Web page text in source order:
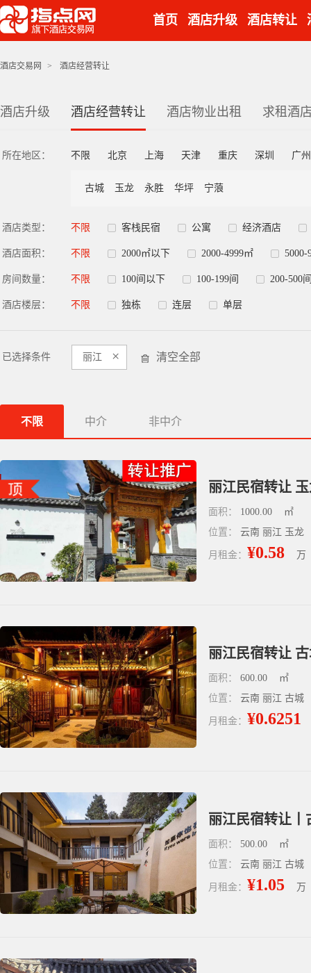
首页 酒店升级 酒店转让
酒店交易网 > 酒店经营转让
酒店升级 酒店经营转让 酒店物业出租 求租酒
所在地区： 不限 北京 上海 天津 重庆 深圳 广州
古城 玉龙 永胜 华坪 宁蒗
酒店类型： 不限 客栈民宿 公寓 经济酒店
酒店面积： 不限 2000㎡以下 2000-4999㎡ 5000-
房间数量： 不限 100间以下 100-199间 200-500
酒店楼层： 不限 独栋 连层 单层
已选择条件 丽江 × 清空全部
不限 中介 非中介
丽江民宿转让
面积： 1000.00
㎡
位置： 云南 丽江 玉龙
月租金： ¥0.58 万
丽江民宿转让
面积： 600.00
㎡
位置： 云南 丽江 古城
月租金： ¥0.6251
丽江民宿转让丨
面积： 500.00
㎡
位置： 云南 丽江 古城
月租金： ¥1.05 万